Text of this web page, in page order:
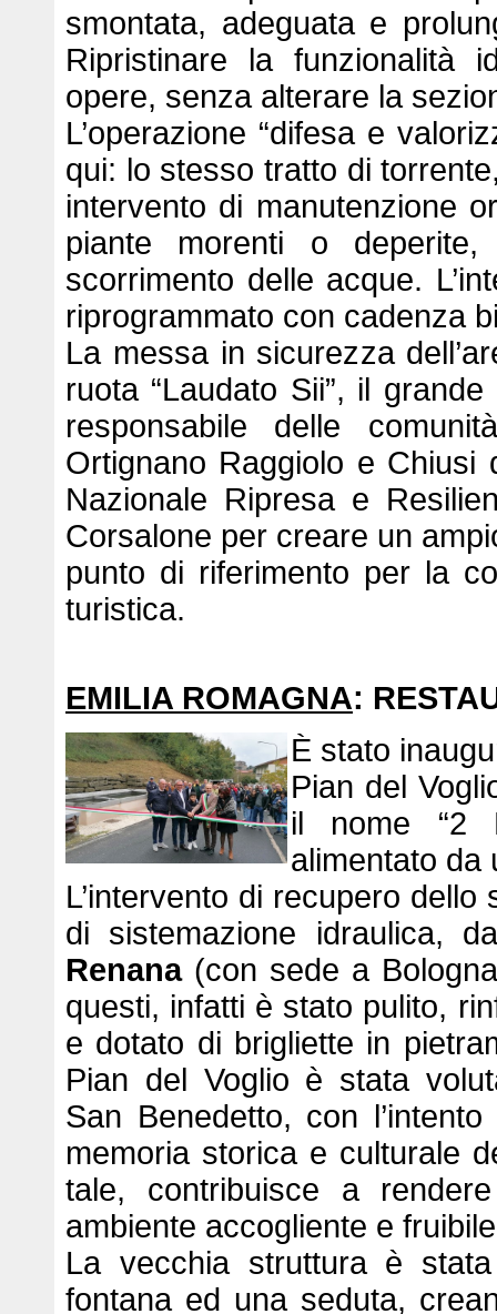
smontata, adeguata e
Ripristinare la funzionalità
opere, senza alterare la
L’operazione “difesa e
qui: lo stesso tratto di
intervento di manutenzione
piante morenti o
scorrimento delle acque.
riprogrammato con cadenza
La messa in sicurezza
ruota “Laudato Sii”, il
responsabile delle
Ortignano Raggiolo e Chiusi
Nazionale Ripresa e
Corsalone per creare un
punto di riferimento per la
turistica.
EMILIA ROMAGNA:
È stato
Pian del
il nome “2
alimentato da
L’intervento di recupero
di sistemazione idraulica,
Renana(con sede a
questi, infatti è stato pulito,
e dotato di brigliette in
Pian del Voglio è stata
San Benedetto, con
memoria storica e culturale
tale, contribuisce a
ambiente accogliente e
La vecchia struttura è
fontana ed una seduta,